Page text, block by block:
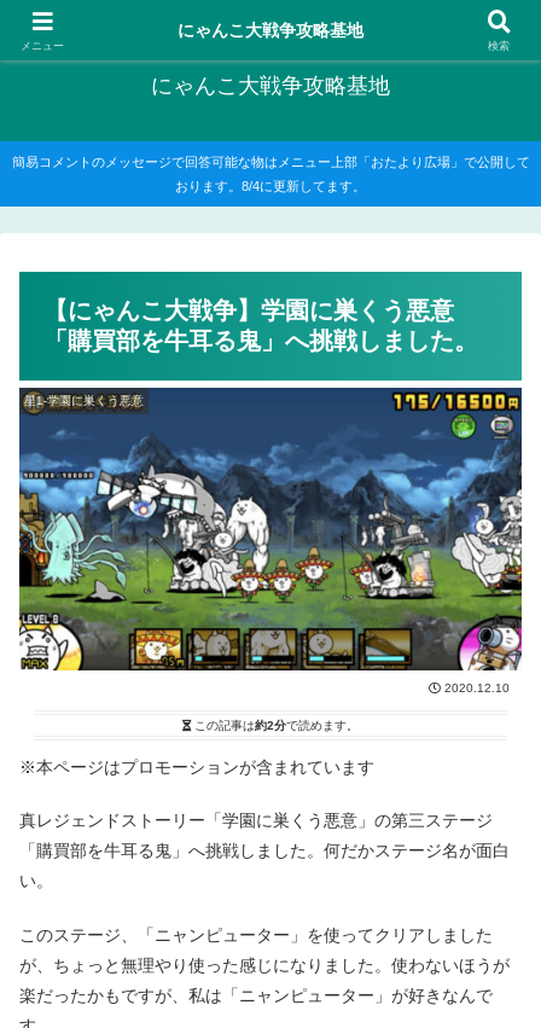
にゃんこ大戦争の攻略がメインですが、他のゲームの記事もたまに書いてます
にゃんこ大戦争攻略基地
簡易コメントのメッセージで回答可能な物はメニュー上部「おたより広場」で公開して
おります。8/4に更新してます。
【にゃんこ大戦争】学園に巣くう悪意
「購買部を牛耳る鬼」へ挑戦しました。
星1-学園に巣くう悪意
2020.12.10
この記事は約2分で読めます。
※本ページはプロモーションが含まれています
真レジェンドストーリー「学園に巣くう悪意」の第三ステージ
「購買部を牛耳る鬼」へ挑戦しました。何だかステージ名が面白
い。
このステージ、「ニャンピューター」を使ってクリアしました
が、ちょっと無理やり使った感じになりました。使わないほうが
楽だったかもですが、私は「ニャンピューター」が好きなんで
メニュー
にゃんこ大戦争攻略基地
検索